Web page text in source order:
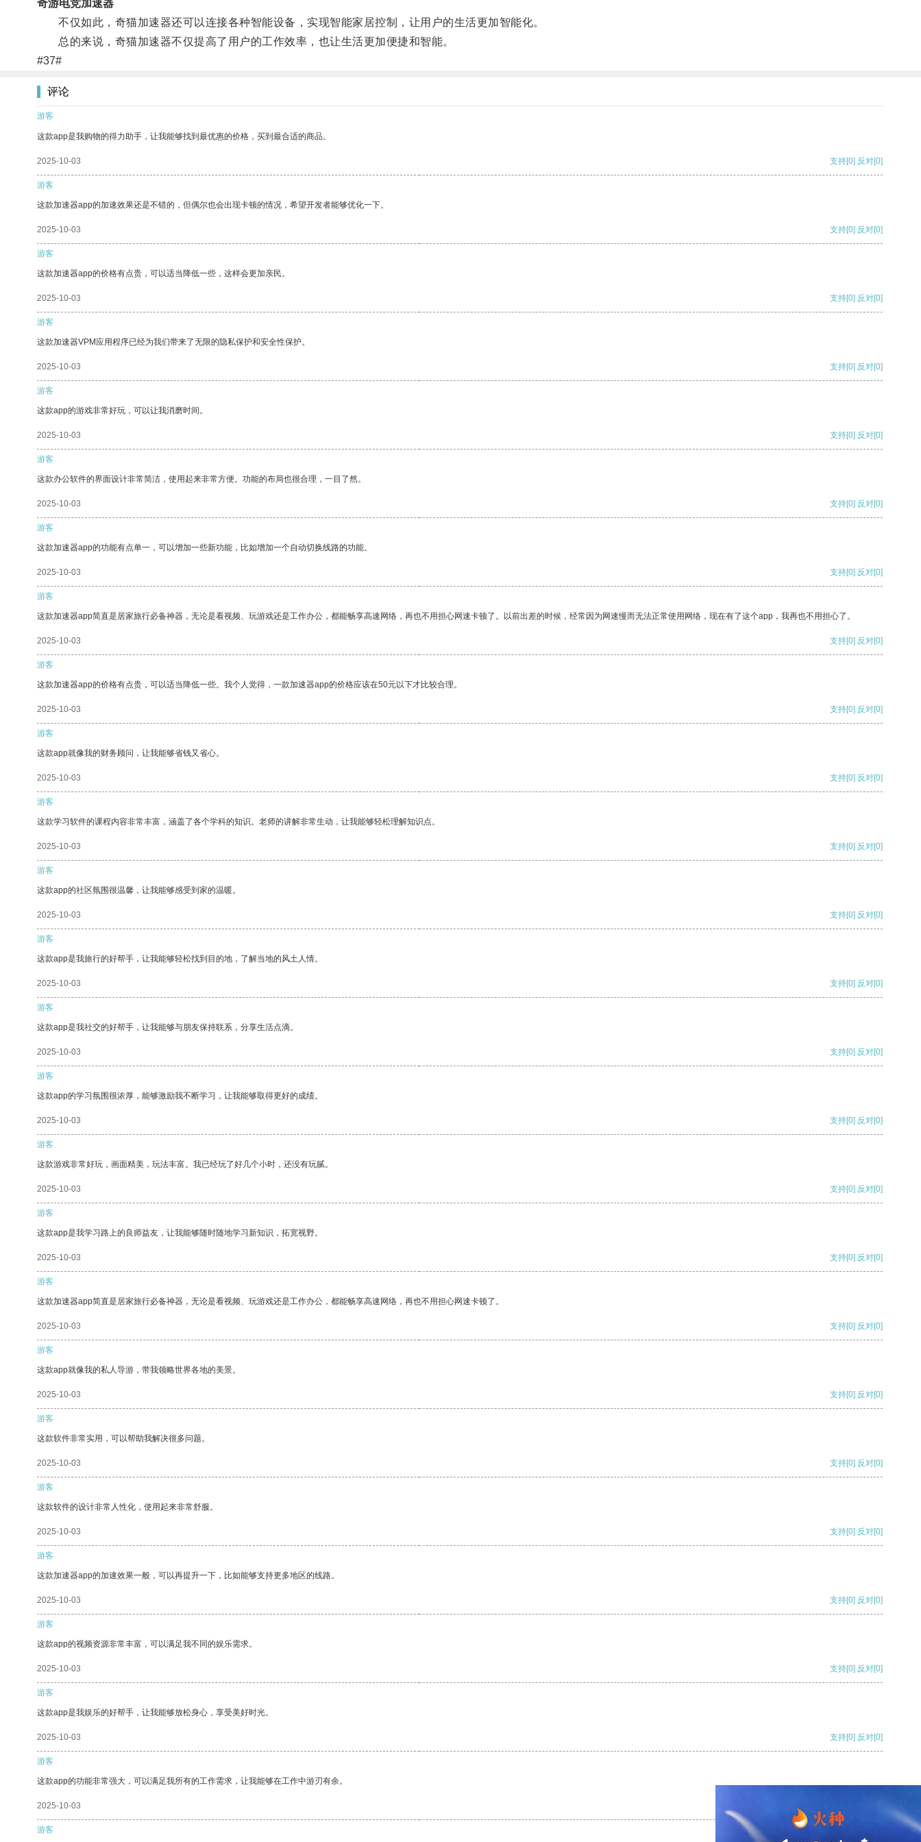
奇游电竞加速器
不仅如此，奇猫加速器还可以连接各种智能设备，实现智能家居控制，让用户的生活更加智能化。
总的来说，奇猫加速器不仅提高了用户的工作效率，也让生活更加便捷和智能。
#37#
评论
游客
这款app是我购物的得力助手，让我能够找到最优惠的价格，买到最合适的商品。
2025-10-03 支持[0] 反对[0]
游客
这款加速器app的加速效果还是不错的，但偶尔也会出现卡顿的情况，希望开发者能够优化一下。
2025-10-03 支持[0] 反对[0]
游客
这款加速器app的价格有点贵，可以适当降低一些，这样会更加亲民。
2025-10-03 支持[0] 反对[0]
游客
这款加速器VPM应用程序已经为我们带来了无限的隐私保护和安全性保护。
2025-10-03 支持[0] 反对[0]
游客
这款app的游戏非常好玩，可以让我消磨时间。
2025-10-03 支持[0] 反对[0]
游客
这款办公软件的界面设计非常简洁，使用起来非常方便。功能的布局也很合理，一目了然。
2025-10-03 支持[0] 反对[0]
游客
这款加速器app的功能有点单一，可以增加一些新功能，比如增加一个自动切换线路的功能。
2025-10-03 支持[0] 反对[0]
游客
这款加速器app简直是居家旅行必备神器，无论是看视频、玩游戏还是工作办公，都能畅享高速网络，再也不用担心网速卡顿了。以前出差的时候，经常因为网速慢而无法正常使用网络，现在有了这个app，我再也不用担心了。
2025-10-03 支持[0] 反对[0]
游客
这款加速器app的价格有点贵，可以适当降低一些。我个人觉得，一款加速器app的价格应该在50元以下才比较合理。
2025-10-03 支持[0] 反对[0]
游客
这款app就像我的财务顾问，让我能够省钱又省心。
2025-10-03 支持[0] 反对[0]
游客
这款学习软件的课程内容非常丰富，涵盖了各个学科的知识。老师的讲解非常生动，让我能够轻松理解知识点。
2025-10-03 支持[0] 反对[0]
游客
这款app的社区氛围很温馨，让我能够感受到家的温暖。
2025-10-03 支持[0] 反对[0]
游客
这款app是我旅行的好帮手，让我能够轻松找到目的地，了解当地的风土人情。
2025-10-03 支持[0] 反对[0]
游客
这款app是我社交的好帮手，让我能够与朋友保持联系，分享生活点滴。
2025-10-03 支持[0] 反对[0]
游客
这款app的学习氛围很浓厚，能够激励我不断学习，让我能够取得更好的成绩。
2025-10-03 支持[0] 反对[0]
游客
这款游戏非常好玩，画面精美，玩法丰富。我已经玩了好几个小时，还没有玩腻。
2025-10-03 支持[0] 反对[0]
游客
这款app是我学习路上的良师益友，让我能够随时随地学习新知识，拓宽视野。
2025-10-03 支持[0] 反对[0]
游客
这款加速器app简直是居家旅行必备神器，无论是看视频、玩游戏还是工作办公，都能畅享高速网络，再也不用担心网速卡顿了。
2025-10-03 支持[0] 反对[0]
游客
这款app就像我的私人导游，带我领略世界各地的美景。
2025-10-03 支持[0] 反对[0]
游客
这款软件非常实用，可以帮助我解决很多问题。
2025-10-03 支持[0] 反对[0]
游客
这款软件的设计非常人性化，使用起来非常舒服。
2025-10-03 支持[0] 反对[0]
游客
这款加速器app的加速效果一般，可以再提升一下，比如能够支持更多地区的线路。
2025-10-03 支持[0] 反对[0]
游客
这款app的视频资源非常丰富，可以满足我不同的娱乐需求。
2025-10-03 支持[0] 反对[0]
游客
这款app是我娱乐的好帮手，让我能够放松身心，享受美好时光。
2025-10-03 支持[0] 反对[0]
游客
这款app的功能非常强大，可以满足我所有的工作需求，让我能够在工作中游刃有余。
2025-10-03
游客